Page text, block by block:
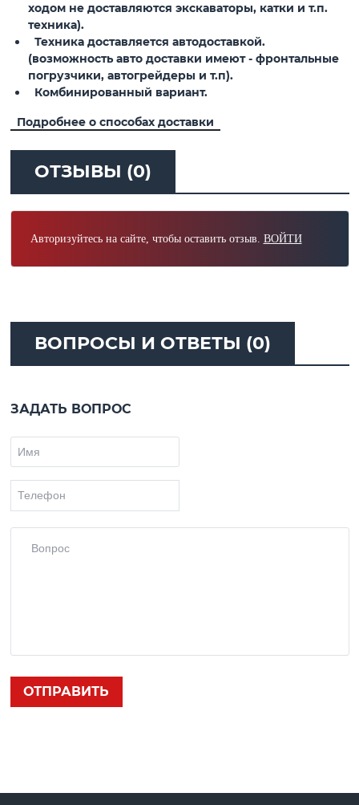
ходом не доставляются экскаваторы, катки и т.п.
техника).
Техника доставляется автодоставкой.
(возможность авто доставки имеют - фронтальные
погрузчики, автогрейдеры и т.п).
Комбинированный вариант.
Подробнее о способах доставки
ОТЗЫВЫ (0)
Авторизуйтесь на сайте, чтобы оставить отзыв. ВОЙТИ
ВОПРОСЫ И ОТВЕТЫ (0)
ЗАДАТЬ ВОПРОС